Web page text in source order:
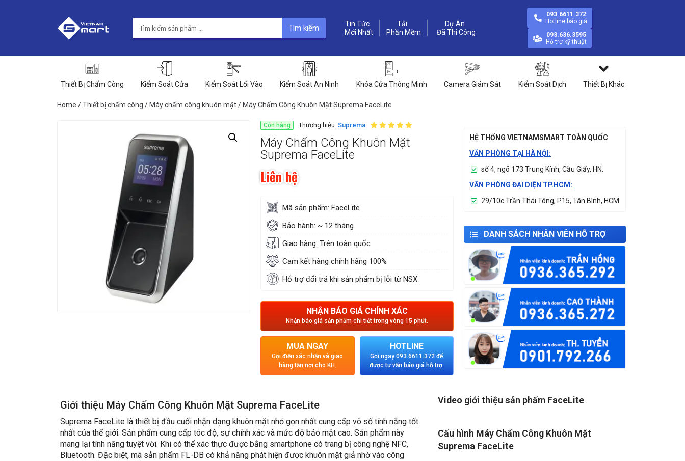
Tìm kiếm
Tin Tức
Phần Mềm
Dự Án
093.6611.372
Hotline báo giá
093.636.3595
Hỗ trợ kỹ thuật
Thiết Bị Chấm Công Kiểm Soát Cửa Kiểm Soát Lối Vào Kiểm Soát An Ninh Khóa Cửa Thông Minh Camera Giám Sát Kiểm Soát Dịch Thiết Bị Khác
Home /Thiết bị chấm công / Máy chấm công khuôn mặt/ Máy Chấm Công Khuôn Mặt Suprema FaceLite
Còn hàng Thương hiệu: Suprema
Máy Chấm Công Khuôn Mặt
Suprema FaceLite
Liên hệ
Mã sản phẩm: FaceLite
Bảo hành: ~ 12 tháng
Giao hàng: Trên toàn quốc
Cam kết hàng chính hãng 100%
Hỗ trợ đổi trả khi sản phẩm bị lỗi từ NSX
NHẬN BÁO GIÁ CHÍNH XÁC
Nhận báo giá sản phẩm chi tiết trong vòng 15 phút.
MUA NGAY
Gọi điện xác nhận và giao
hàng tận nơi cho KH.
HOTLINE
Gọi ngay 093.6611.372 để
được tư vấn báo giá hỗ trợ.
HỆ THỐNG VIETNAMSMART TOÀN QUỐC
VĂN PHÒNG TẠI HÀ NỘI:
số 4, ngõ 173 Trung Kính, Cầu Giấy, HN.
VĂN PHÒNG ĐẠI DIỆN TP.HCM:
29/10c Trần Thái Tông, P15, Tân Bình, HCM
DANH SÁCH NHÂN VIÊN HỖ TRỢ
Giới thiệu Máy Chấm Công Khuôn Mặt Suprema FaceLite
Suprema FaceLite là thiết bị đầu cuối nhận dạng khuôn mặt nhỏ gọn nhất cung cấp vô số tính năng tốt
nhất của thế giới. Sản phẩm cung cấp tóc độ, sự chính xác và mức độ bảo mật cao. Sản phẩm này
mang lại tính năng tuyệt vời. Khi có thể xác thực được bằng smartphone có trang bị công nghệ NFC,
Bluetooth. Đặc biệt, mã sản phẩm FL-DB có khả năng phát hiện được khuôn mặt giả nhờ vào công
Video giới thiệu sản phẩm FaceLite
Cấu hình Máy Chấm Công Khuôn Mặt
Suprema FaceLite